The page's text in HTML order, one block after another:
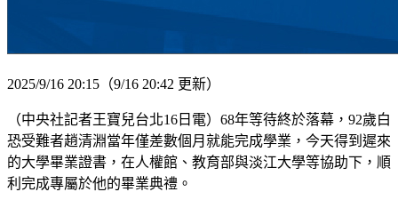
2025/9/16 20:15 （9/16 20:42 更新）
（中央社記者王寶兒台北16日電）68年等待終於落幕，92歲白
恐受難者趙清淵當年僅差數個月就能完成學業，今天得到遲來
的大學畢業證書，在人權館、教育部與淡江大學等協助下，順
利完成專屬於他的畢業典禮。